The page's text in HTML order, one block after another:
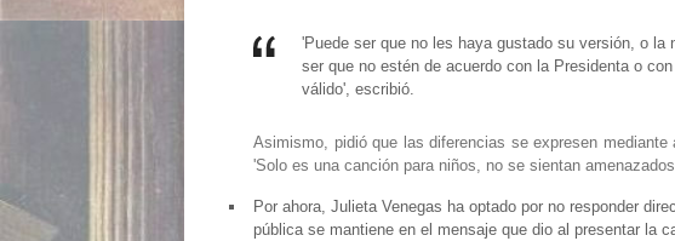
'Puede ser que no les haya gustado su versión, o la
ser que no estén de acuerdo con la Presidenta o
válido', escribió.
Asimismo, pidió que las diferencias se expresen
'Solo es una canción para niños, no se sientan
Por ahora, Julieta Venegas ha optado por no responder
pública se mantiene en el mensaje que dio al presentar la